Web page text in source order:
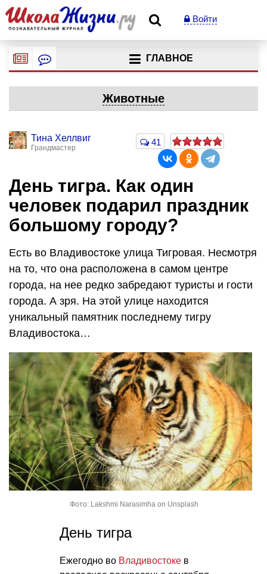
Войти
ГЛАВНОЕ
Животные
Тина Хеллвиг
Грандмастер
41
День тигра. Как один
человек подарил праздник
большому городу?
Есть во Владивостоке улица Тигровая. Несмотря
на то, что она расположена в самом центре
города, на нее редко забредают туристы и гости
города. А зря. На этой улице находится
уникальный памятник последнему тигру
Владивостока…
Фото: Lakshmi Narasimha on Unsplash
День тигра
Ежегодно во Владивостоке в